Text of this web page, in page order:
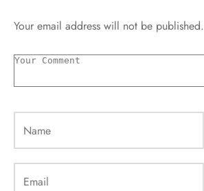
Your email address will not be published.